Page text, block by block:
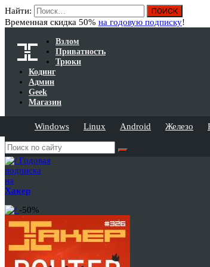
Найти:
Временная скидка 50% на годовую подписку!
Взлом
Приватность
Трюки
Кодинг
Админ
Geek
Магазин
Windows Linux Android Железо
Годовая
подписка
на
Хакер
-50%